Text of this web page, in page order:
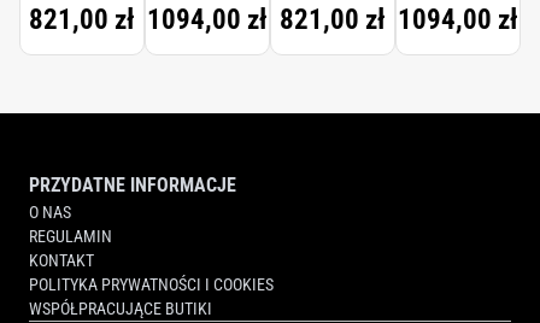
821,00 zł 1094,00 zł 821,00 zł 1094,00 zł
PRZYDATNE INFORMACJE
O NAS
REGULAMIN
KONTAKT
POLITYKA PRYWATNOŚCI I COOKIES
WSPÓŁPRACUJĄCE BUTIKI